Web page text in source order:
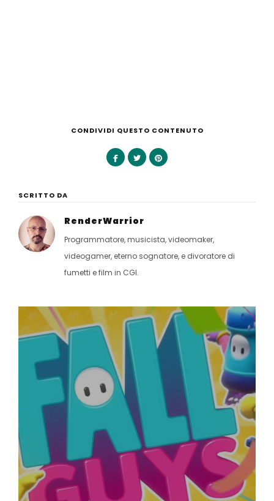
CONDIVIDI QUESTO CONTENUTO
SCRITTO DA
RenderWarrior
Programmatore, musicista, videomaker,
videogamer, eterno sognatore, e divoratore di
fumetti e film in CGI.